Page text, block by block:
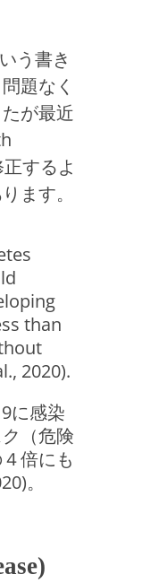
う書き
題なく
が最近
するよ
ます。
than
2020).
に感染
（危険
倍にも
。